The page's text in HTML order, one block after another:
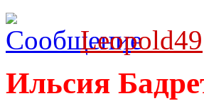
Leopold49
Ильсия